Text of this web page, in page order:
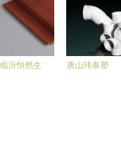
全览
临沂恒然生
唐山玮泰塑